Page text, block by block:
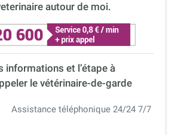
autour de moi.
informations et l’étape à
le vétérinaire-de-garde
Assistance téléphonique 24/24 7/7